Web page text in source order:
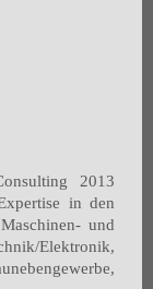
2013
in den
und